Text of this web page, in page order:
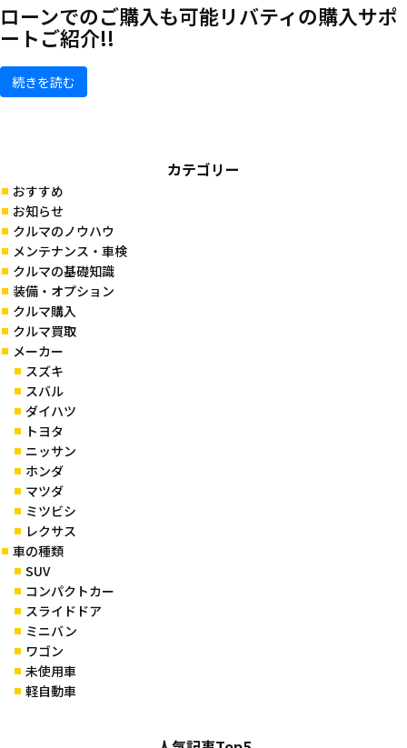
ローンでのご購入も可能リバティの購入サポ
ートご紹介!!
続きを読む
カテゴリー
おすすめ
お知らせ
クルマのノウハウ
メンテナンス・車検
クルマの基礎知識
装備・オプション
クルマ購入
クルマ買取
メーカー
スズキ
スバル
ダイハツ
トヨタ
ニッサン
ホンダ
マツダ
ミツビシ
レクサス
車の種類
SUV
コンパクトカー
スライドドア
ミニバン
ワゴン
未使用車
軽自動車